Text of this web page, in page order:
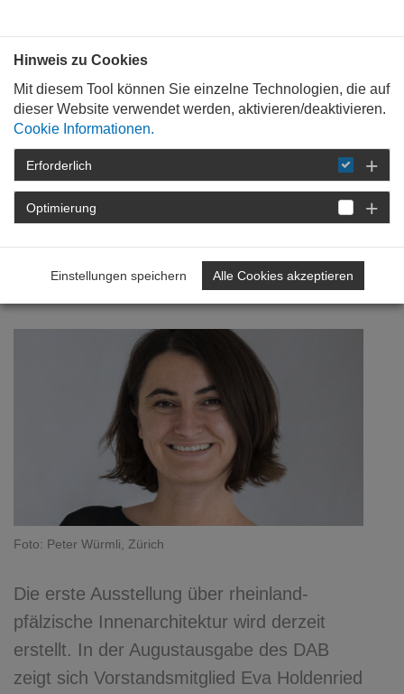
STARTSEITE DETAIL
Schauen Sie mal!
Innenarchitektur
Foto: Peter Würmli, Zürich
Die erste Ausstellung über rheinland-
pfälzische Innenarchitektur wird derzeit
erstellt. In der Augustausgabe des DAB
zeigt sich Vorstandsmitglied Eva Holdenried
Hinweis zu Cookies
Mit diesem Tool können Sie einzelne Technologien, die auf
dieser Website verwendet werden, aktivieren/deaktivieren.
Cookie Informationen.
Erforderlich
Optimierung
Einstellungen speichern Alle Cookies akzeptieren